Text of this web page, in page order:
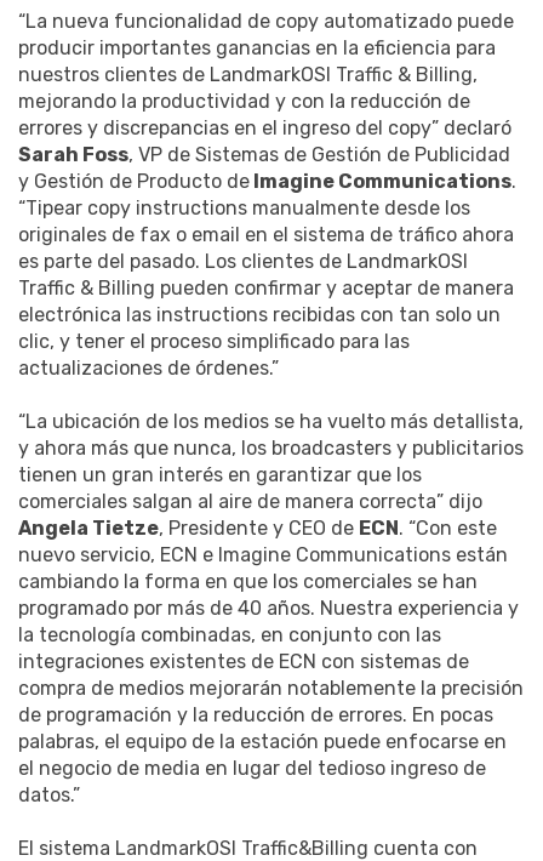
“La nueva funcionalidad de copy automatizado puede
producir importantes ganancias en la eficiencia para
nuestros clientes de LandmarkOSI Traffic & Billing,
mejorando la productividad y con la reducción de
errores y discrepancias en el ingreso del copy” declaró
Sarah Foss, VP de Sistemas de Gestión de Publicidad
y Gestión de Producto de Imagine Communications.
“Tipear copy instructions manualmente desde los
originales de fax o email en el sistema de tráfico ahora
es parte del pasado. Los clientes de LandmarkOSI
Traffic & Billing pueden confirmar y aceptar de manera
electrónica las instructions recibidas con tan solo un
clic, y tener el proceso simplificado para las
actualizaciones de órdenes.”
“La ubicación de los medios se ha vuelto más detallista,
y ahora más que nunca, los broadcasters y publicitarios
tienen un gran interés en garantizar que los
comerciales salgan al aire de manera correcta” dijo
Angela Tietze, Presidente y CEO de ECN. “Con este
nuevo servicio, ECN e Imagine Communications están
cambiando la forma en que los comerciales se han
programado por más de 40 años. Nuestra experiencia y
la tecnología combinadas, en conjunto con las
integraciones existentes de ECN con sistemas de
compra de medios mejorarán notablemente la precisión
de programación y la reducción de errores. En pocas
palabras, el equipo de la estación puede enfocarse en
el negocio de media en lugar del tedioso ingreso de
datos.”
El sistema LandmarkOSI Traffic&Billing cuenta con